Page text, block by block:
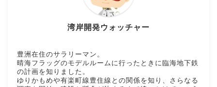
湾岸開発ウォッチャー
豊洲在住のサラリーマン。
晴海フラッグのモデルルームに行ったときに臨海地下鉄
の計画を知りました。
ゆりかもめや有楽町線豊住線との関係を知り、さらなる